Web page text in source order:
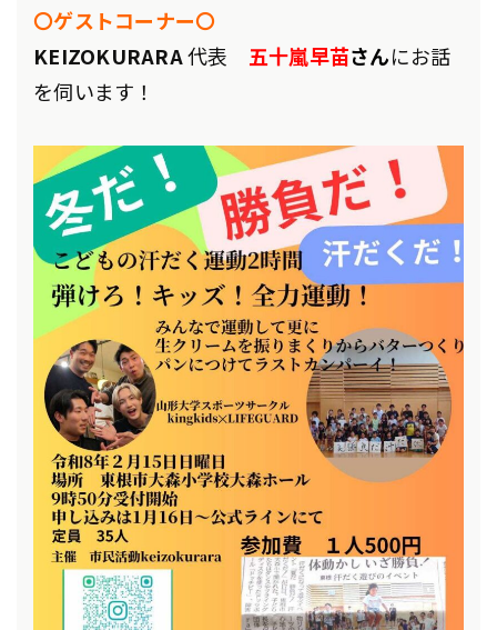
〇ゲストコーナー〇
KEIZOKURARA代表 五十嵐早苗さんにお話
を伺います！